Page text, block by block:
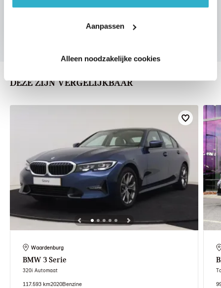
Aanpassen
Alleen noodzakelijke cookies
VOORSTEL AANVRAGEN
DEZE ZIJN VERGELIJKBAAR
Waardenburg
BMW 3 Serie
320i Automaat
117.593 km2020Benzine